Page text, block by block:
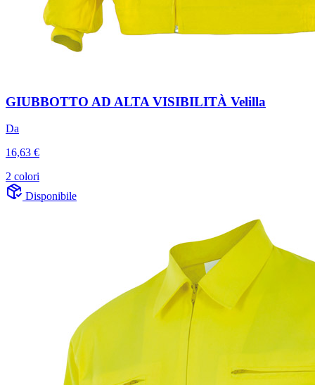
GIUBBOTTO AD ALTA VISIBILITÀ Velilla
Da
16,63 €
2 colori
Disponibile